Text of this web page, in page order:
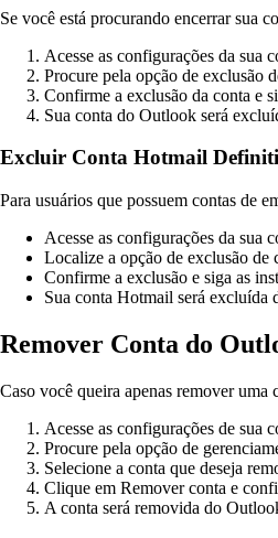
Se você está procurando encerrar sua
Acesse as configurações da sua
Procure pela opção de exclusão
Confirme a exclusão da conta e
Sua conta do Outlook será
Excluir Conta Hotmail
Para usuários que possuem contas de
Acesse as configurações da sua
Localize a opção de exclusão de
Confirme a exclusão e siga as
Sua conta Hotmail será excluída
Remover Conta do
Caso você queira apenas remover uma
Acesse as configurações de sua
Procure pela opção de
Selecione a conta que deseja
Clique em Remover conta e
A conta será removida do